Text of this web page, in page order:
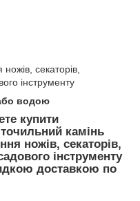
секаторів,
інструменту
водою
купити
камінь
ножів, секаторів,
інструменту
доставкою по